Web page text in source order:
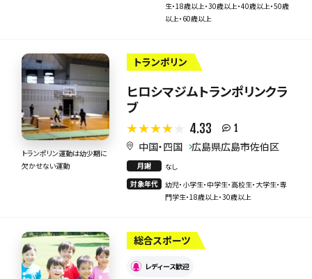
生・18歳以上・30歳以上・40歳以上・50歳
以上・60歳以上
トランポリン運動は幼少期に
欠かせない運動
トランポリン
ヒロシマジムトランポリンクラ
ブ
4.33 1
中国・四国 広島県広島市佐伯区
月謝
なし
対象年代
幼児・小学生・中学生・高校生・大学生・専
門学生・18歳以上・30歳以上
総合スポーツ
レディース歓迎